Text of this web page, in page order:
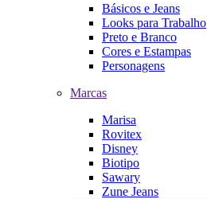
Básicos e Jeans
Looks para Trabalho
Preto e Branco
Cores e Estampas
Personagens
Marcas
Marisa
Rovitex
Disney
Biotipo
Sawary
Zune Jeans